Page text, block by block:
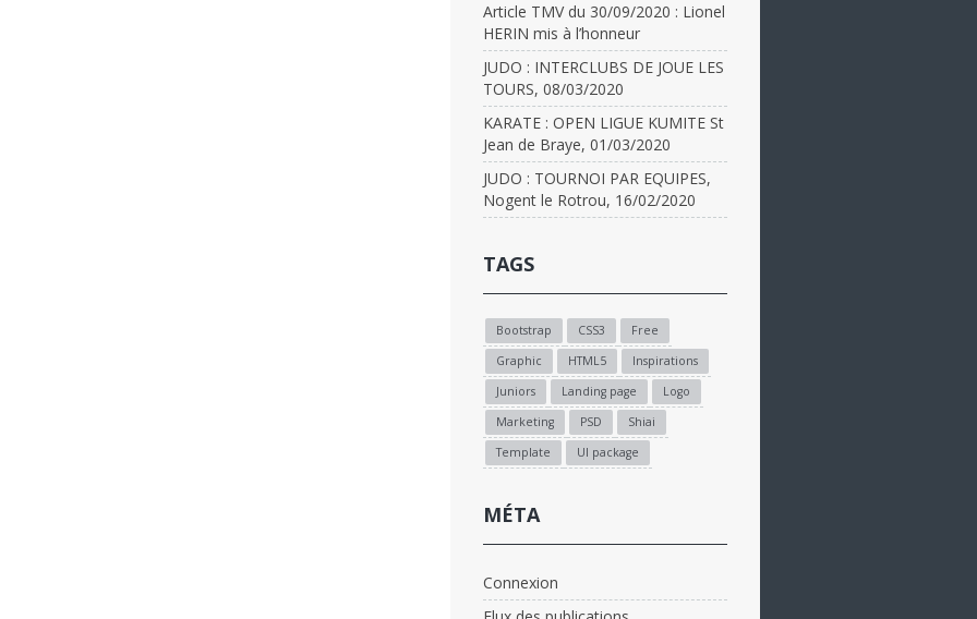
Article TMV du 30/09/2020 : Lionel
HERIN mis à l’honneur
JUDO : INTERCLUBS DE JOUE LES
TOURS, 08/03/2020
KARATE : OPEN LIGUE KUMITE St
Jean de Braye, 01/03/2020
JUDO : TOURNOI PAR EQUIPES,
Nogent le Rotrou, 16/02/2020
TAGS
Bootstrap CSS3
Free
Graphic
HTML5
Inspirations
Juniors
Landing page
Logo
Marketing
PSD
Shiai
Template
UI package
MÉTA
Connexion